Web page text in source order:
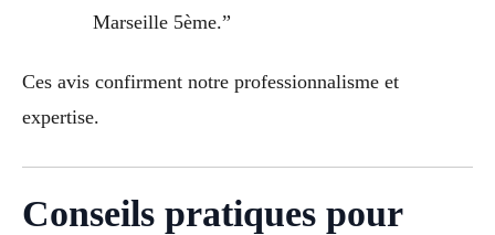
Marseille 5ème.”
Ces avis confirment notre professionnalisme et
expertise.
Conseils pratiques pour